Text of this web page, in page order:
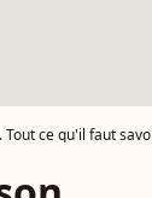
sur l'émission culte